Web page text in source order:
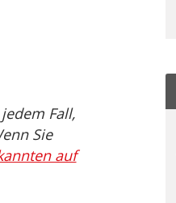
Fall,
Sie
auf